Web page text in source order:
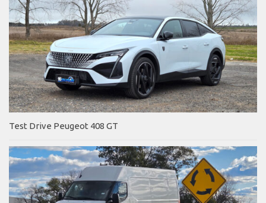
Test Drive Peugeot 408 GT